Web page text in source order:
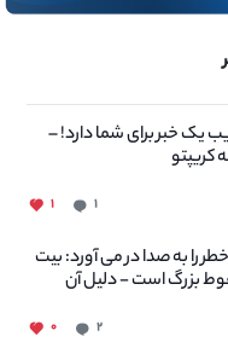
یک خبر برای شما دارد! –
کریپتو
۱ ۱
را به صدا در می آورد: بیت
بزرگ است - دلیل آن
۲ ۰